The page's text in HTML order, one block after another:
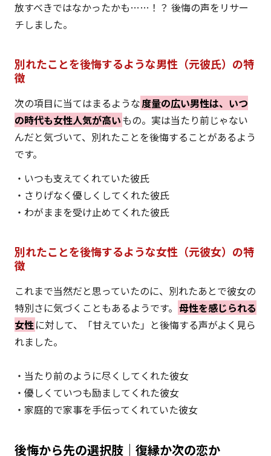
放すべきではなかったかも……！？ 後悔の声をリサー
チしました。
別れたことを後悔するような男性（元彼氏）の特
徴
次の項目に当てはまるような度量の広い男性は、いつ
の時代も女性人気が高いもの。実は当たり前じゃない
んだと気づいて、別れたことを後悔することがあるよう
です。
・いつも支えてくれていた彼氏
・さりげなく優しくしてくれた彼氏
・わがままを受け止めてくれた彼氏
別れたことを後悔するような女性（元彼女）の特
徴
これまで当然だと思っていたのに、別れたあとで彼女の
特別さに気づくこともあるようです。 母性を感じられる
女性に対して、「甘えていた」と後悔する声がよく見ら
れました。
・当たり前のように尽くしてくれた彼女
・優しくていつも励ましてくれた彼女
・家庭的で家事を手伝ってくれていた彼女
後悔から先の選択肢｜復縁か次の恋か